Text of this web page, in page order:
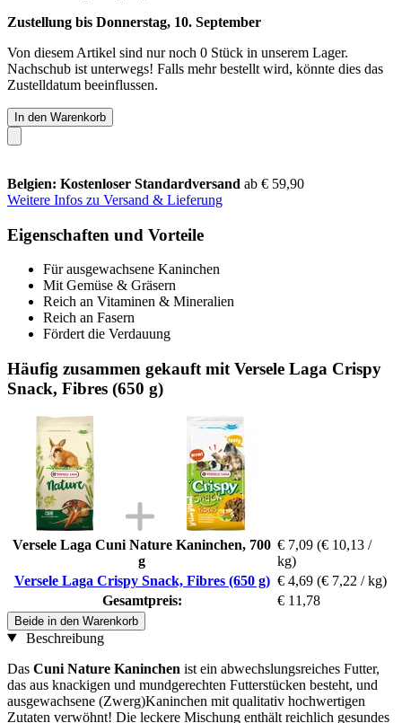
Zustellung bis Donnerstag, 10. September
Von diesem Artikel sind nur noch 0 Stück in unserem Lager.
Nachschub ist unterwegs! Falls mehr bestellt wird, könnte dies das
Zustelldatum beeinflussen.
In den Warenkorb
Belgien: Kostenloser Standardversand ab € 59,90
Weitere Infos zu Versand & Lieferung
Eigenschaften und Vorteile
Für ausgewachsene Kaninchen
Mit Gemüse & Gräsern
Reich an Vitaminen & Mineralien
Reich an Fasern
Fördert die Verdauung
Häufig zusammen gekauft mit Versele Laga Crispy
Snack, Fibres (650 g)
Versele Laga Cuni Nature Kaninchen, 700
g
€ 7,09 (€ 10,13 /
kg)
Versele Laga Crispy Snack, Fibres (650 g) € 4,69 (€ 7,22 / kg)
Gesamtpreis:
€ 11,78
Beide in den Warenkorb
Beschreibung
Das Cuni Nature Kaninchen ist ein abwechslungsreiches Futter,
das aus knackigen und mundgerechten Futterstücken besteht, und
ausgewachsene (Zwerg)Kaninchen mit qualitativ hochwertigen
Zutaten verwöhnt! Die leckere Mischung enthält reichlich gesundes